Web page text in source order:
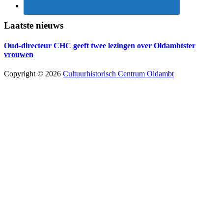
Laatste nieuws
Oud-directeur CHC geeft twee lezingen over Oldambtster
vrouwen
Copyright © 2026 Cultuurhistorisch Centrum Oldambt